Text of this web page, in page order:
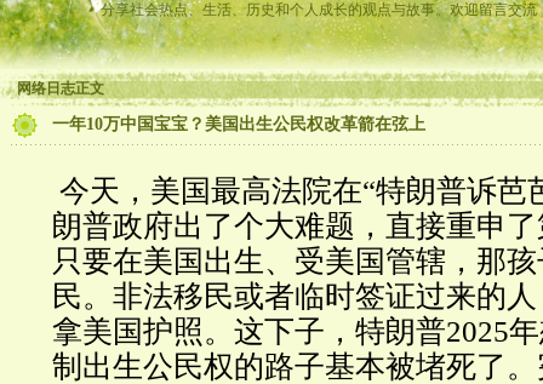
分享社会热点、生活、历史和个人成长的观点与故事。欢迎留言交流
网络日志正文
一年10万中国宝宝？美国出生公民权改革箭在弦上
今天，美国最高法院在“特朗普诉芭
朗普政府出了个大难题，直接重申
只要在美国出生、受美国管辖，那
民。非法移民或者临时签证过来的
拿美国护照。这下子，特朗普2025
制出生公民权的路子基本被堵死了